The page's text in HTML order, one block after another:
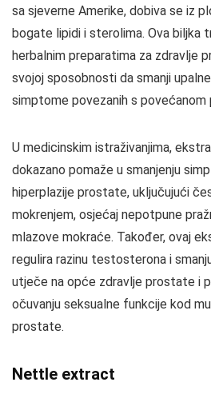
sa sjeverne Amerike, dobiva se iz
bogate lipidi i sterolima. Ova biljka
herbalnim preparatima za zdravlje
svojoj sposobnosti da smanji
simptome povezanih s
U medicinskim istraživanjima,
dokazano pomaže u smanjenju
hiperplazije prostate, uključujući
mokrenjem, osjećaj nepotpune
mlazove mokraće. Također, ovaj
regulira razinu testosterona i
utječe na opće zdravlje prostate i
očuvanju seksualne funkcije kod
prostate.
Nettle extract